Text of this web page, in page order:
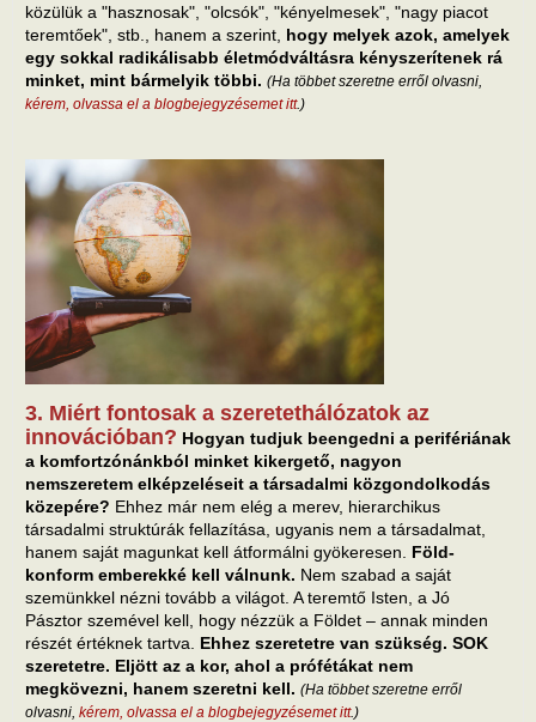
közülük a "hasznosak", "olcsók", "kényelmesek", "nagy piacot
teremtőek", stb., hanem a szerint, hogy melyek azok, amelyek
egy sokkal radikálisabb életmódváltásra kényszerítenek rá
minket, mint bármelyik többi. (Ha többet szeretne erről olvasni,
kérem, olvassa el a blogbejegyzésemet itt.)
3. Miért fontosak a szeretethálózatok az
innovációban? Hogyan tudjuk beengedni a perifériának
a komfortzónánkból minket kikergető, nagyon
nemszeretem elképzeléseit a társadalmi közgondolkodás
közepére? Ehhez már nem elég a merev, hierarchikus
társadalmi struktúrák fellazítása, ugyanis nem a társadalmat,
hanem saját magunkat kell átformálni gyökeresen. Föld-
konform emberekké kell válnunk. Nem szabad a saját
szemünkkel nézni tovább a világot. A teremtő Isten, a Jó
Pásztor szemével kell, hogy nézzük a Földet – annak minden
részét értéknek tartva. Ehhez szeretetre van szükség. SOK
szeretetre. Eljött az a kor, ahol a prófétákat nem
megkövezni, hanem szeretni kell. (Ha többet szeretne erről
olvasni, kérem, olvassa el a blogbejegyzésemet itt.)